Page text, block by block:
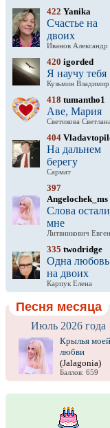
422 Yanika
Счастье на
двоих
Иванов Александр
420 igorded
Я научу тебя
Кузьмин Владимир
418 tumantho1
Аве, Мария
Светикова Светлана
404
На дальнем
берегу
Сармат
397
Angelochek_ms
Слова
мне
Литвинкович
335 twodridge
Одна любовь
на двоих
Карпук Елена
Песня месяца
Июль 2026 года
Крылья моей
любви
(Jalagonia)
Баллов: 659